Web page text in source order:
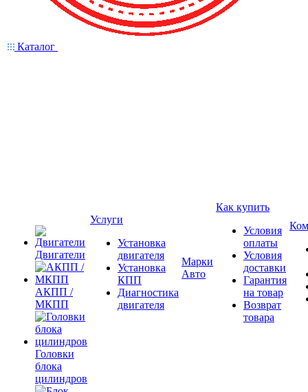
Каталог
Двигатели
АКПП /
МКПП
Головки
блока
цилиндров
Услуги
Установка
двигателя
Установка
КПП
Диагностика
двигателя
Марки
Авто
Как купить
Условия
оплаты
Условия
доставки
Гарантия
на товар
Возврат
товара